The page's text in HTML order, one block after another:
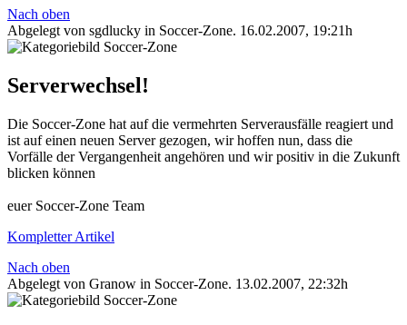
Nach oben
Abgelegt von sgdlucky in Soccer-Zone. 16.02.2007, 19:21h
Serverwechsel!
Die Soccer-Zone hat auf die vermehrten Serverausfälle reagiert und
ist auf einen neuen Server gezogen, wir hoffen nun, dass die
Vorfälle der Vergangenheit angehören und wir positiv in die Zukunft
blicken können
euer Soccer-Zone Team
Kompletter Artikel
Nach oben
Abgelegt von Granow in Soccer-Zone. 13.02.2007, 22:32h